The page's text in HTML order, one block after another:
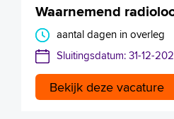
Waarnemend
aantal dagen in overleg
Sluitingsdatum: 31-12-
Bekijk deze vacature